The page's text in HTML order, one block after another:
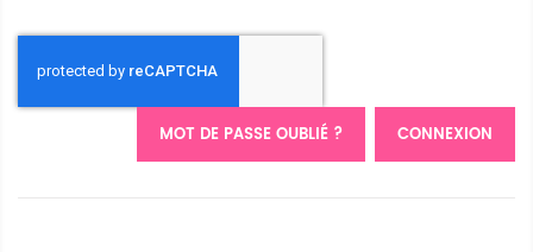
CONNEXION
MOT DE PASSE OUBLIÉ ?